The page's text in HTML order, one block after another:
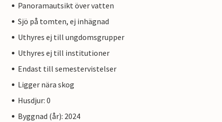
Panoramautsikt över vatten
Sjö på tomten, ej inhägnad
Uthyres ej till ungdomsgrupper
Uthyres ej till institutioner
Endast till semestervistelser
Ligger nära skog
Husdjur: 0
Byggnad (år): 2024